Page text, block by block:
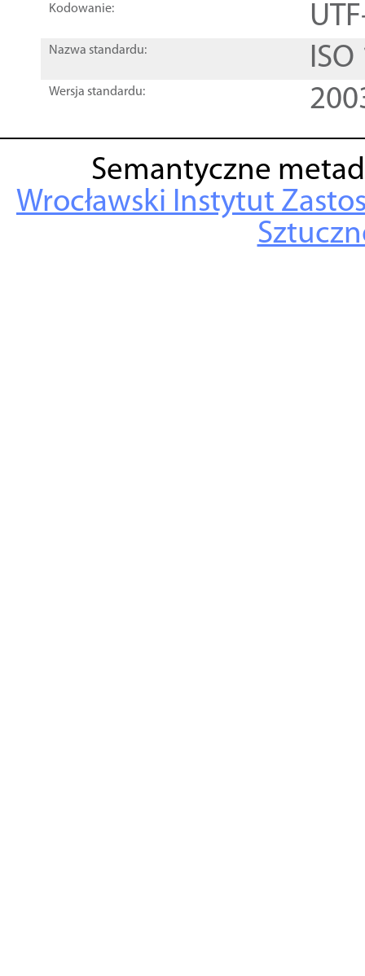
Kodowanie:
Nazwa standardu:
Wersja standardu:
Semantyczne
Wrocławski Instytut